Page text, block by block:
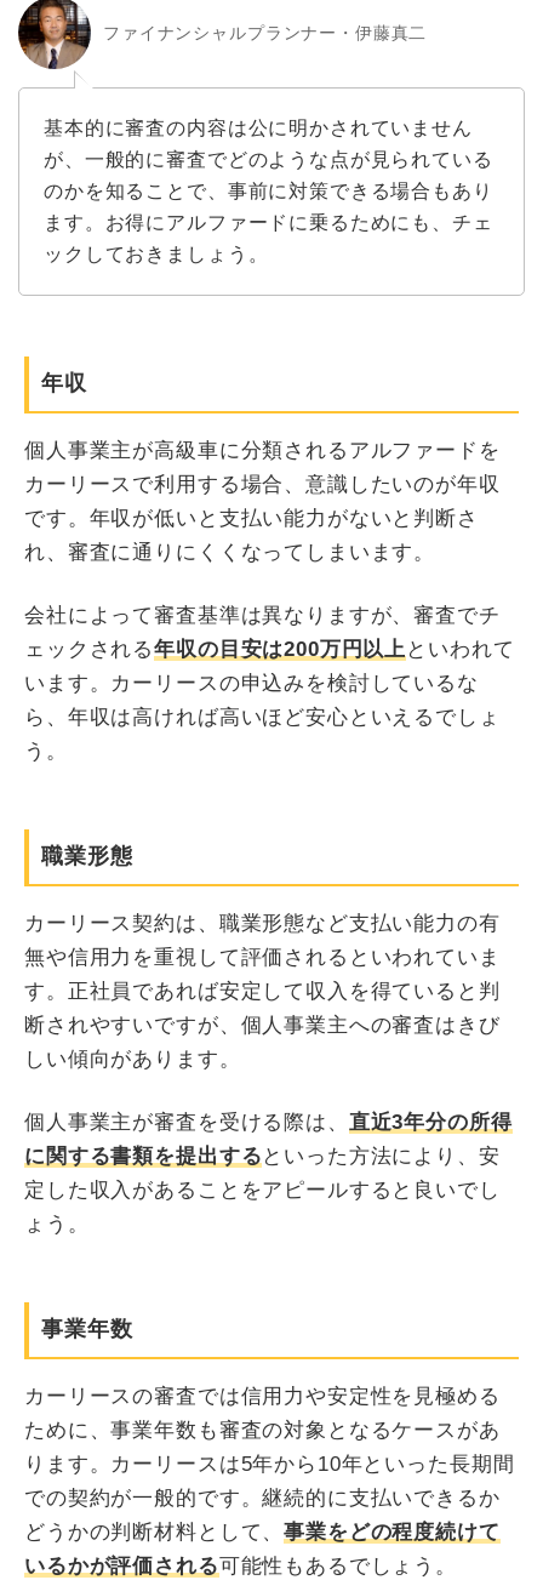
ファイナンシャルプランナー・伊藤真二
基本的に審査の内容は公に明かされていません
が、一般的に審査でどのような点が見られている
のかを知ることで、事前に対策できる場合もあり
ます。お得にアルファードに乗るためにも、チェ
ックしておきましょう。
年収
個人事業主が高級車に分類されるアルファードを
カーリースで利用する場合、意識したいのが年収
です。年収が低いと支払い能力がないと判断さ
れ、審査に通りにくくなってしまいます。
会社によって審査基準は異なりますが、審査でチ
ェックされる年収の目安は200万円以上 といわれて
います。カーリースの申込みを検討しているな
ら、年収は高ければ高いほど安心といえるでしょ
う。
職業形態
カーリース契約は、職業形態など支払い能力の有
無や信用力を重視して評価されるといわれていま
す。正社員であれば安定して収入を得ていると判
断されやすいですが、個人事業主への審査はきび
しい傾向があります。
個人事業主が審査を受ける際は、 直近3年分の所得
に関する書類を提出する といった方法により、安
定した収入があることをアピールすると良いでし
ょう。
事業年数
カーリースの審査では信用力や安定性を見極める
ために、事業年数も審査の対象となるケースがあ
ります。カーリースは5年から10年といった長期間
での契約が一般的です。継続的に支払いできるか
どうかの判断材料として、事業をどの程度続けて
いるかが評価される可能性もあるでしょう。